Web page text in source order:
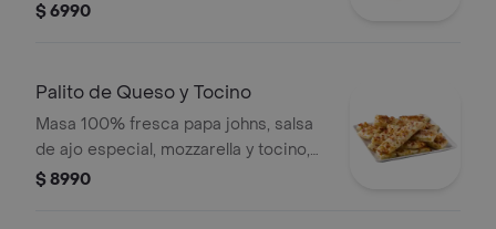
$ 6990
Palito de Queso y Tocino
Masa 100% fresca papa johns, salsa
de ajo especial, mozzarella y tocino,
servida con salsa de pizza y salsa de
$ 8990